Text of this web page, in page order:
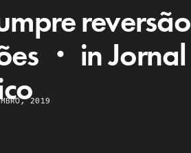
reversão
・ in Jornal
2019